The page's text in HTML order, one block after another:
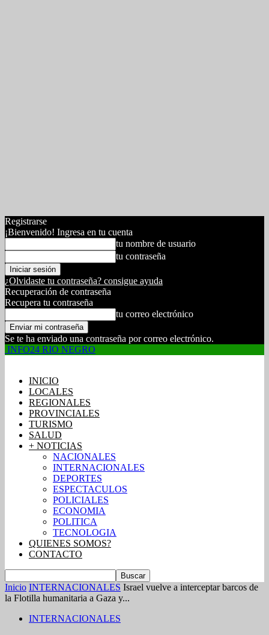
Registrarse
¡Bienvenido! Ingresa en tu cuenta
tu nombre de usuario
tu contraseña
¿Olvidaste tu contraseña? consigue ayuda
Recuperación de contraseña
Recupera tu contraseña
tu correo electrónico
Se te ha enviado una contraseña por correo electrónico.
INFO24 RIO NEGRO
INICIO
LOCALES
REGIONALES
PROVINCIALES
TURISMO
SALUD
+ NOTICIAS
NACIONALES
INTERNACIONALES
DEPORTES
ESPECTACULOS
POLICIALES
ECONOMIA
POLITICA
TECNOLOGIA
QUIENES SOMOS?
CONTACTO
Inicio INTERNACIONALES Israel vuelve a interceptar barcos de
la Flotilla humanitaria a Gaza y...
INTERNACIONALES